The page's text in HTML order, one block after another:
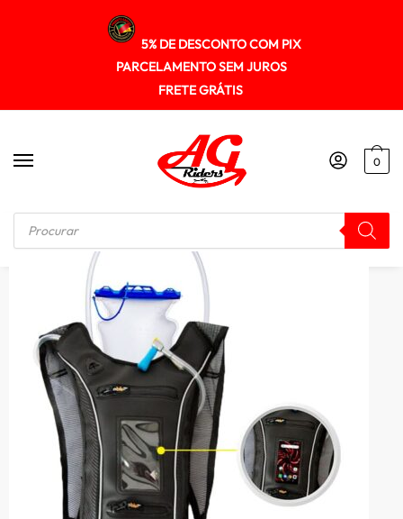
5% DE DESCONTO COM PIX
PARCELAMENTO SEM JUROS
FRETE GRÁTIS
0
Início / MOCHILA